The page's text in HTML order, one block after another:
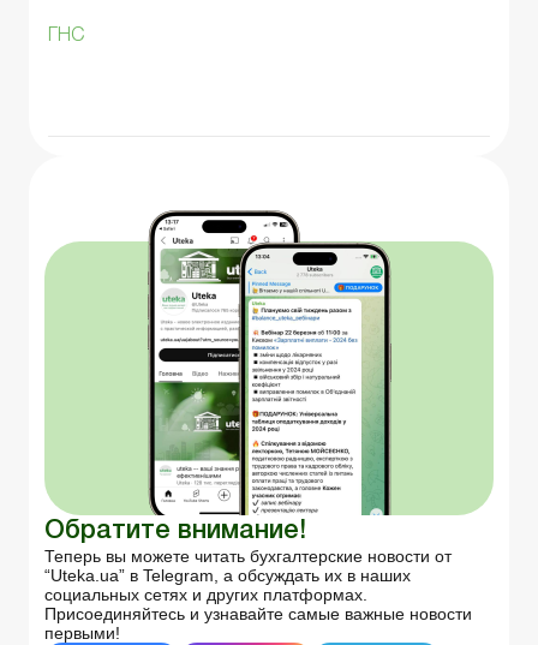
ГНС
Обратите внимание!
Теперь вы можете читать бухгалтерские новости от
“Uteka.ua” в Telegram, а обсуждать их в наших
социальных сетях и других платформах.
Присоединяйтесь и узнавайте самые важные новости
первыми!